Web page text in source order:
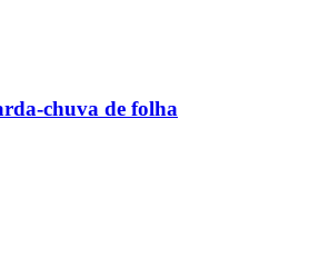
chuva de folha